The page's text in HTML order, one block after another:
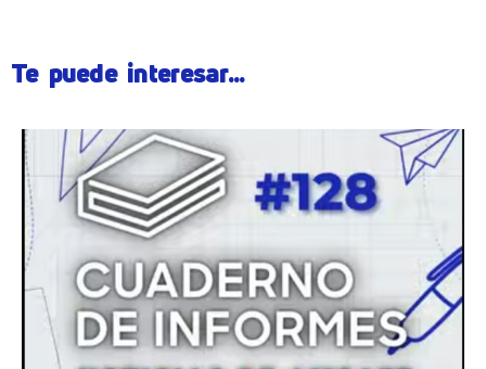
Te puede interesar...